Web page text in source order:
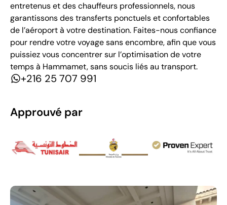
entretenus et des chauffeurs professionnels, nous
garantissons des transferts ponctuels et confortables
de l’aéroport à votre destination. Faites-nous confiance
pour rendre votre voyage sans encombre, afin que vous
puissiez vous concentrer sur l’optimisation de votre
temps à Hammamet, sans soucis liés au transport.
+216 25 707 991
Approuvé par